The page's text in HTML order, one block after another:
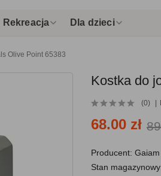
Rekreacja Dla dzieci
Olive Point 65383
Kostka do
(0)
68.00 zł
Producent: Gaiam
Stan